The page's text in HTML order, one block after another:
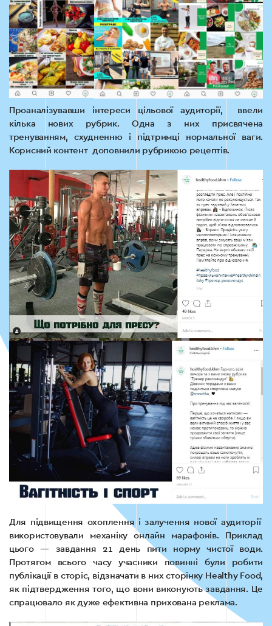
Проаналізувавши інтереси цільової аудиторії, ввели
кілька нових рубрик. Одна з них присвячена
тренуванням, схудненню і підтримці нормальної ваги.
Корисний контент доповнили рубрикою рецептів.
Для підвищення охоплення і залучення нової аудиторії
використовували механіку онлайн марафонів. Приклад
цього — завдання 21 день пити норму чистої води.
Протягом всього часу учасники повинні були робити
публікації в сторіс, відзначати в них сторінку Healthy Food,
як підтвердження того, що вони виконують завдання. Це
спрацювало як дуже ефективна прихована реклама.